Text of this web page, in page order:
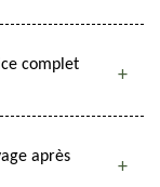
complet
après